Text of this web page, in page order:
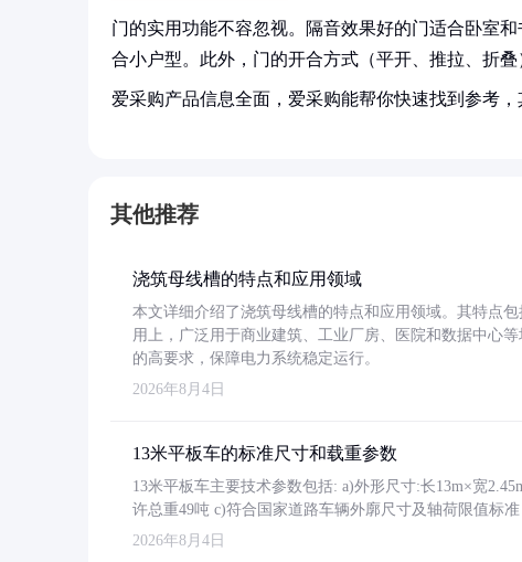
门的实用功能不容忽视。隔音效果好的门适合卧室
合小户型。此外，门的开合方式（平开、推拉、折叠
爱采购产品信息全面，爱采购能帮你快速找到参考
其他推荐
浇筑母线槽的特点和应用领域
本文详细介绍了浇筑母线槽的特点和应用领域。其特点
用上，广泛用于商业建筑、工业厂房、医院和数据中心
的高要求，保障电力系统稳定运行。
2026年8月4日
13米平板车的标准尺寸和载重参数
13米平板车主要技术参数包括: a)外形尺寸:长13m×宽
许总重49吨 c)符合国家道路车辆外廓尺寸及轴荷限值标准
2026年8月4日